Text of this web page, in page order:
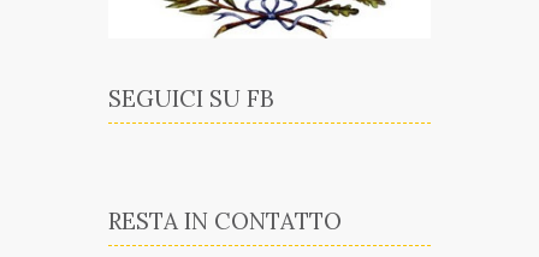
SEGUICI SU FB
RESTA IN CONTATTO